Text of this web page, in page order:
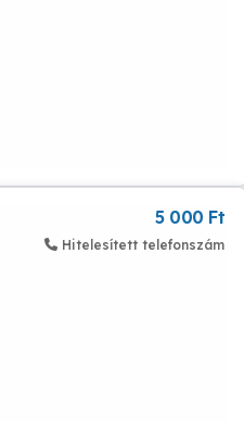
5 000 Ft
Hitelesített telefonszám